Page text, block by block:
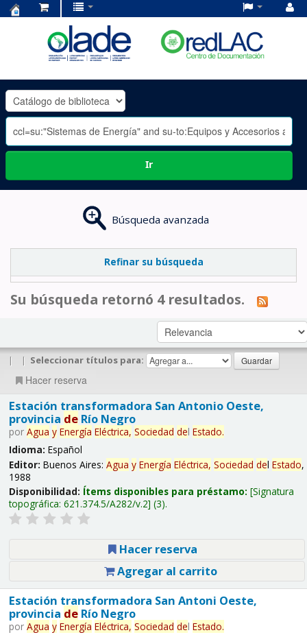
OLADE
-
Ir
Búsqueda avanzada
Refinar su búsqueda
Su búsqueda retornó 4 resultados.
| | Seleccionar títulos para:
Hacer reserva
Estación transformadora San Antonio Oeste,
provincia deRío Negro
por Agua y Energía Eléctrica, Sociedad del Estado.
Idioma: Español
Editor: Buenos Aires: Agua y Energía Eléctrica, Sociedad del Estado,
1988
Disponibilidad: Ítems disponibles para préstamo: Signatura
topográfica: 621.374.5/A282/v.2 (3).
Hacer reserva
Agregar al carrito
Estación transformadora San Antoni Oeste,
provincia deRío Negro
por Agua y Energía Eléctrica, Sociedad del Estado.